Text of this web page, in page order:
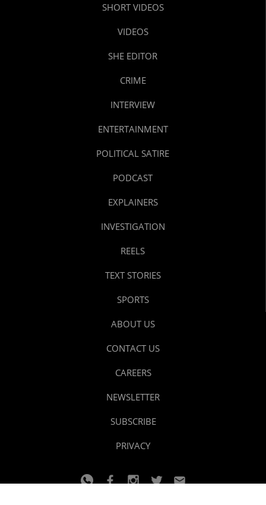
SHORT VIDEOS
VIDEOS
SHE EDITOR
CRIME
INTERVIEW
ENTERTAINMENT
POLITICAL SATIRE
PODCAST
EXPLAINERS
INVESTIGATION
REELS
TEXT STORIES
SPORTS
ABOUT US
CONTACT US
CAREERS
NEWSLETTER
SUBSCRIBE
PRIVACY